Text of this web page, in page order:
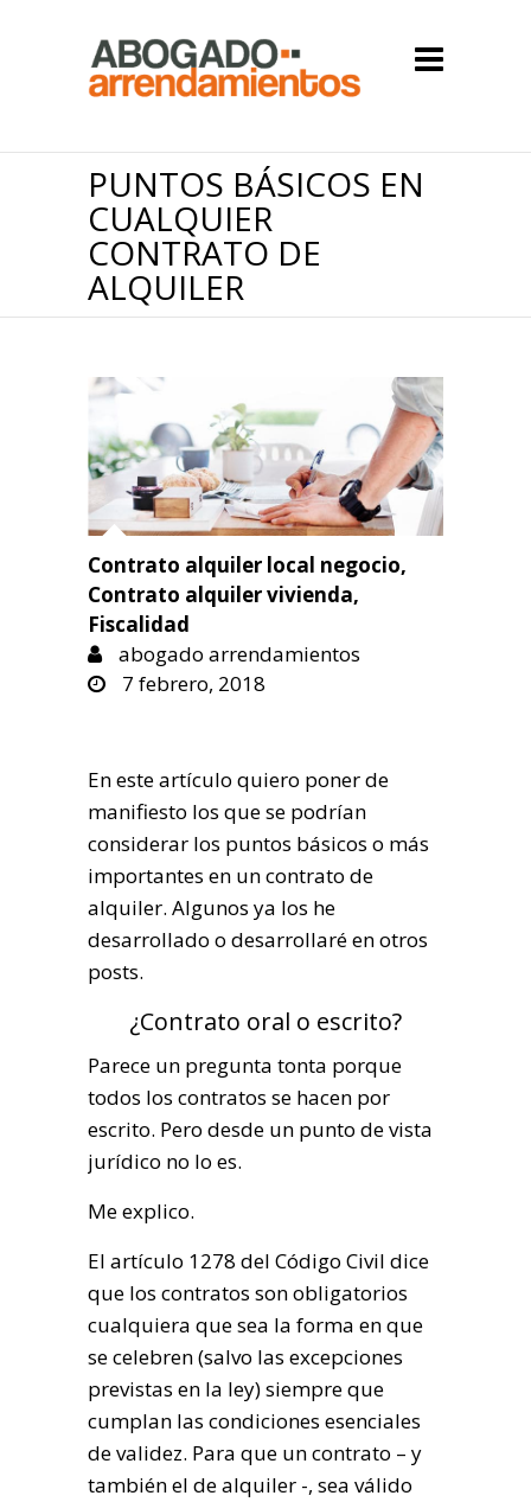
PUNTOS BÁSICOS EN
CUALQUIER
CONTRATO DE
ALQUILER
Contrato alquiler local negocio,
Contrato alquiler vivienda,
Fiscalidad
abogado arrendamientos
7 febrero, 2018
En este artículo quiero poner de
manifiesto los que se podrían
considerar los puntos básicos o más
importantes en un contrato de
alquiler. Algunos ya los he
desarrollado o desarrollaré en otros
posts.
¿Contrato oral o escrito?
Parece un pregunta tonta porque
todos los contratos se hacen por
escrito. Pero desde un punto de vista
jurídico no lo es.
Me explico.
El artículo 1278 del Código Civil dice
que los contratos son obligatorios
cualquiera que sea la forma en que
se celebren (salvo las excepciones
previstas en la ley) siempre que
cumplan las condiciones esenciales
de validez. Para que un contrato – y
también el de alquiler -, sea válido